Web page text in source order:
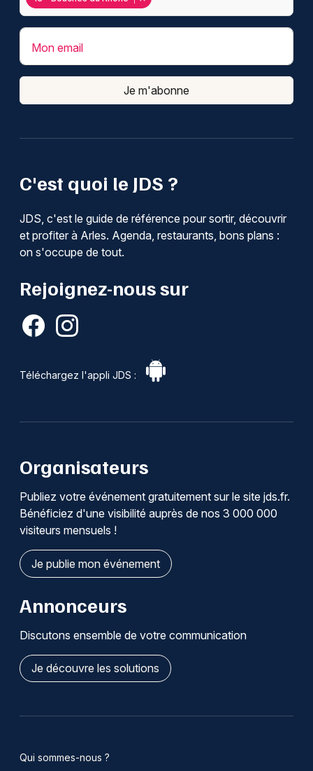
C'est quoi le JDS ?
JDS, c'est le guide de référence pour sortir, découvrir
et profiter à Arles. Agenda, restaurants, bons plans :
on s'occupe de tout.
Rejoignez-nous sur
Téléchargez l'appli JDS :
Mon email
Je m'abonne
Organisateurs
Publiez votre événement gratuitement sur le site jds.fr.
Bénéficiez d'une visibilité auprès de nos 3 000 000
visiteurs mensuels !
Je publie mon événement
Annonceurs
Discutons ensemble de votre communication
Je découvre les solutions
Qui sommes-nous ?